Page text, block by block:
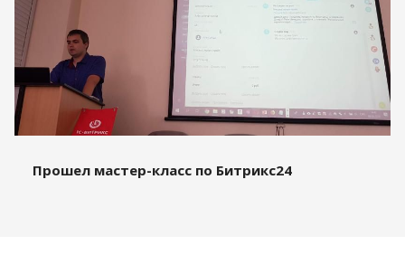
Прошел мастер-класс по Битрикс24